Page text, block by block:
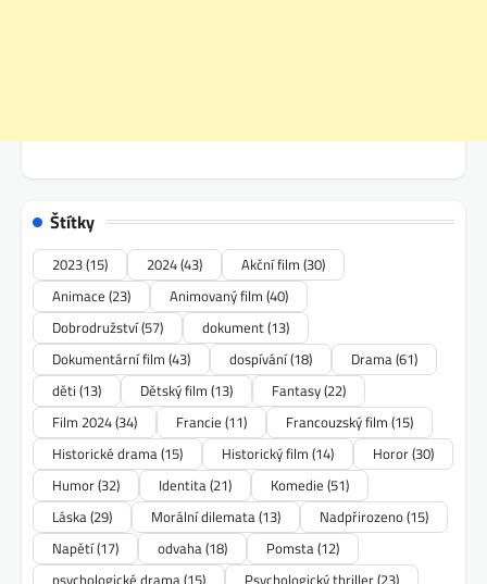
Štítky
2023(15) 2024(43) Akční film (30)
Animace (23) Animovaný film (40)
Dobrodružství(57) dokument(13)
Dokumentární film (43) dospívání(18) Drama(61)
děti (13) Dětský film (13) Fantasy(22)
Film 2024(34) Francie (11) Francouzský film (15)
Historické drama(15) Historický film (14) Horor(30)
Humor(32) Identita(21) Komedie (51)
Láska(29) Morální dilemata(13) Nadpřirozeno(15)
Napětí(17) odvaha(18) Pomsta(12)
psychologické drama(15) Psychologický thriller(23)